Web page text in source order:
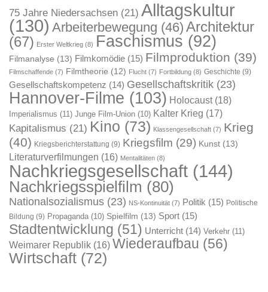
75 Jahre Niedersachsen (21) Alltagskultur
(130) Arbeiterbewegung (46) Architektur
(67) Erster Weltkrieg (8) Faschismus (92)
Filmanalyse (13) Filmkomödie (15) Filmproduktion (39)
Filmschaffende (7) Filmtheorie (12) Flucht (7) Fortbildung (8) Geschichte (9)
Gesellschaftskompetenz (14) Gesellschaftskritik (23)
Hannover-Filme (103) Holocaust(18)
Imperialismus (11) Junge Film-Union (10) Kalter Krieg (17)
Kapitalismus (21) Kino (73) Klassengesellschaft (7) Krieg
(40) Kriegsberichterstattung (9) Kriegsfilm (29) Kunst (13)
Literaturverfilmungen (16) Mentalitäten (8)
Nachkriegsgesellschaft (144)
Nachkriegsspielfilm (80)
Nationalsozialismus (23) NS-Kontinuität (7) Politik (15) Politische
Bildung (9) Propaganda (10) Spielfilm (13) Sport (15)
Stadtentwicklung (51) Unterricht (14) Verkehr (11)
Weimarer Republik (16) Wiederaufbau (56)
Wirtschaft (72)